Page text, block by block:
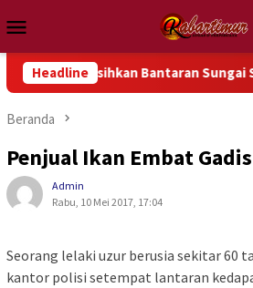
ke
kontenMobile
Headline
Bersihkan Bantaran Sungai
Beranda
Penjual Ikan Embat
Admin
Rabu, 10 Mei 2017, 17:04
Seorang lelaki uzur berusia sekitar 60
kantor polisi setempat lantaran